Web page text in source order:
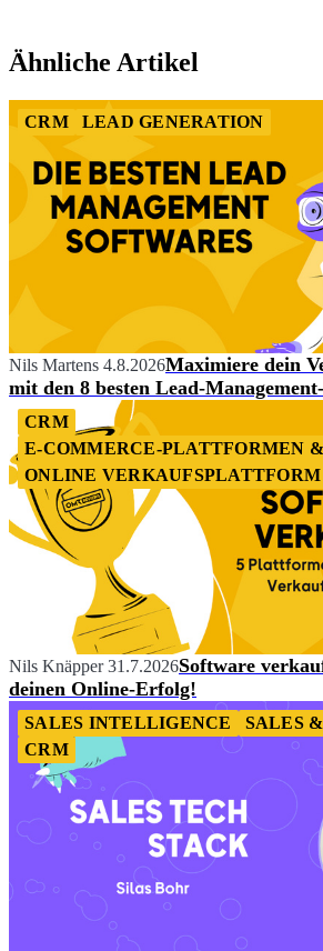
1
of
Ähnliche Artikel
CRM LEAD GENERATION
Nils Martens 4.8.2026Maximiere dein
mit den 8 besten Lead-
CRM
E-COMMERCE-PLATTFORMEN
ONLINE VERKAUFSPLATTFORM
Nils Knäpper 31.7.2026Software
deinen Online-Erfolg!
SALES INTELLIGENCE
SALES
CRM